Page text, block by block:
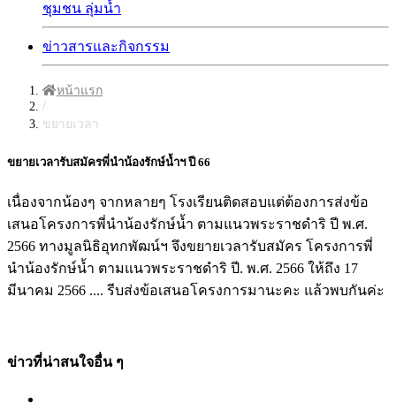
ชุมชน ลุ่มน้ำ
ข่าวสารและกิจกรรม
หน้าแรก
/
ขยายเวลา
ขยายเวลารับสมัครพี่นำน้องรักษ์น้ำฯ ปี 66
เนื่องจากน้องๆ จากหลายๆ โรงเรียนติดสอบแต่ต้องการส่งข้อ
เสนอโครงการพี่นำน้องรักษ์น้ำ ตามแนวพระราชดำริ ปี พ.ศ.
2566 ทางมูลนิธิอุทกพัฒน์ฯ จึงขยายเวลารับสมัคร โครงการพี่
นำน้องรักษ์น้ำ ตามแนวพระราชดำริ ปี. พ.ศ. 2566 ให้ถึง 17
มีนาคม 2566 .... รีบส่งข้อเสนอโครงการมานะคะ แล้วพบกันค่ะ
ข่าวที่น่าสนใจอื่น ๆ